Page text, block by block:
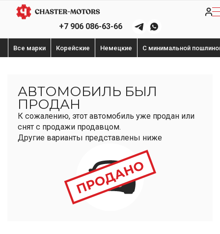
+7 906 086-63-66
Все марки Корейские Немецкие С минимальной
АВТОМОБИЛЬ БЫЛ
ПРОДАН
К сожалению, этот автомобиль уже продан или
снят с продажи продавцом.
Другие варианты представлены ниже